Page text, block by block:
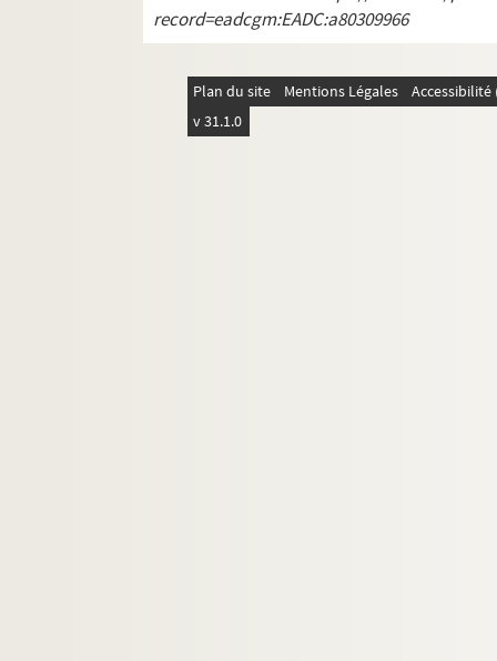
record=eadcgm:EADC:a80309966
Plan du site Mentions Légales
v 31.1.0